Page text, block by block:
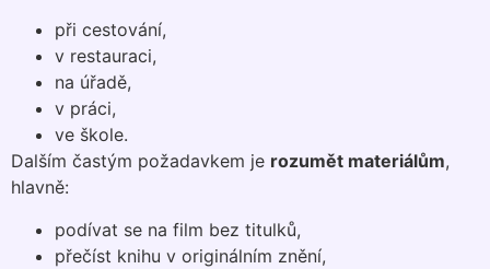
při cestování,
v restauraci,
na úřadě,
v práci,
ve škole.
Dalším častým požadavkem je rozumět materiálům,
hlavně:
podívat se na film bez titulků,
přečíst knihu v originálním znění,